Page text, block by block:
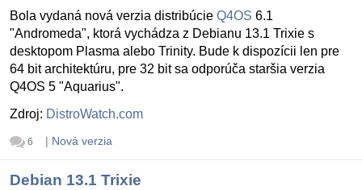
Bola vydaná nová verzia distribúcie Q4OS 6.1
"Andromeda", ktorá vychádza z Debianu 13.1 Trixie s
desktopom Plasma alebo Trinity. Bude k dispozícii len pre
64 bit architektúru, pre 32 bit sa odporúča staršia verzia
Q4OS 5 "Aquarius".
Zdroj: DistroWatch.com
6 | Nová verzia
Debian 13.1 Trixie